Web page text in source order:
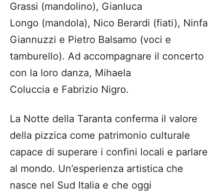
Grassi (mandolino), Gianluca
Longo (mandola), Nico Berardi (fiati), Ninfa
Giannuzzi e Pietro Balsamo (voci e
tamburello). Ad accompagnare il concerto
con la loro danza, Mihaela
Coluccia e Fabrizio Nigro.
La Notte della Taranta conferma il valore
della pizzica come patrimonio culturale
capace di superare i confini locali e parlare
al mondo. Un’esperienza artistica che
nasce nel Sud Italia e che oggi